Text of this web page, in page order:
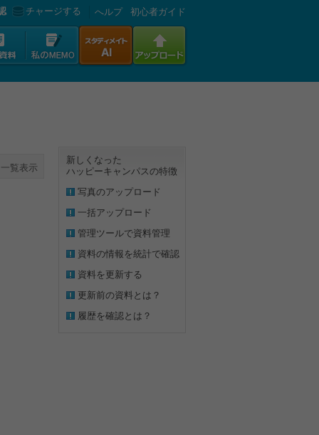
チャージする へルプ 初心者ガイド
一覧表示
新しくなった
ハッピーキャンパスの特徴
写真のアップロード
一括アップロード
管理ツールで資料管理
資料の情報を統計で確認
資料を更新する
更新前の資料とは？
履歴を確認とは？